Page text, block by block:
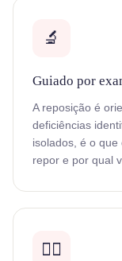
🔬
Guiado por
A reposição é
deficiências
isolados, é o
repor e por qual
👨‍⚕️